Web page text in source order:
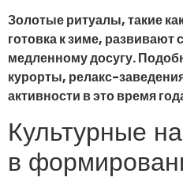
Золотые ритуалы, такие
готовка к зиме, развивают
медленному досугу.
курорты, релакс-
активности в это время
Культурные
в